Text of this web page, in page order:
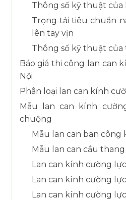
Thông số kỹ thuật
Trọng tải tiêu chuẩn
lên tay vịn
Thông số kỹ thuật của
Báo giá thi công lan can
Nội
Phân loại lan can kính
Mẫu lan can kính
chuộng
Mẫu lan can ban
Mẫu lan can cầu
Lan can kính cường
Lan can kính cường
Lan can kính cường